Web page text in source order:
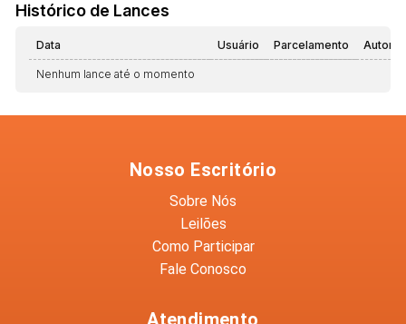
Histórico de Lances
Data Usuário Parcelamento
Nenhum lance até o momento
Nosso Escritório
Sobre Nós
Leilões
Como Participar
Fale Conosco